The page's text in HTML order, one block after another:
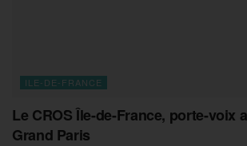
ILE-DE-FRANCE
Le CROS Île-de-France, porte-voix
Grand Paris